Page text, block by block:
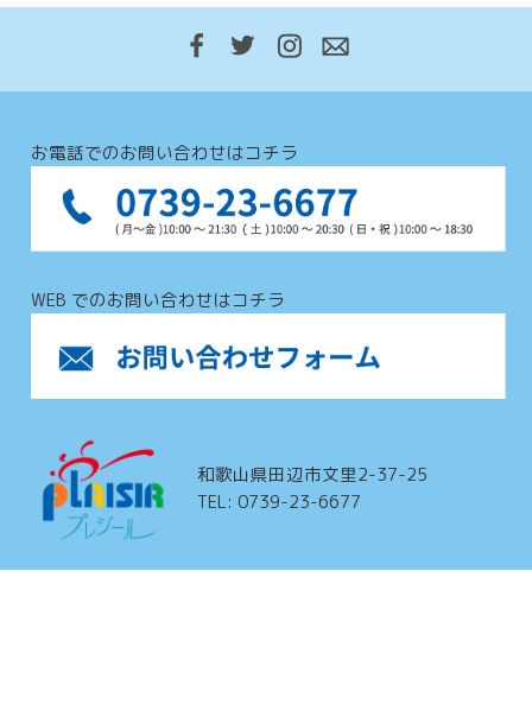
お電話でのお問い合わせはコチラ
WEB でのお問い合わせはコチラ
和歌山県田辺市文里2-37-25
TEL: 0739-23-6677